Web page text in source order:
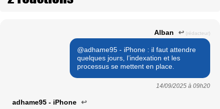
Alban ↩ (rédacteur)
@adhame95 - iPhone : il faut attendre
quelques jours, l’indexation et les
processus se mettent en place.
14/09/2025 à 09h20
adhame95 - iPhone ↩